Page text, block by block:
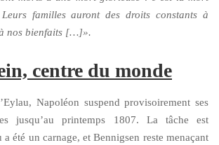
familles auront des droits constants à
nos bienfaits […]».
centre du monde
Napoléon suspend provisoirement ses
jusqu’au printemps 1807. La tâche est
été un carnage, et Bennigsen reste menaçant